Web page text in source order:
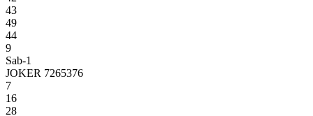
43
49
44
9
Sab-1
JOKER 7265376
7
16
28